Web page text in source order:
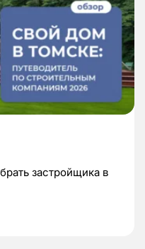
застройщика в